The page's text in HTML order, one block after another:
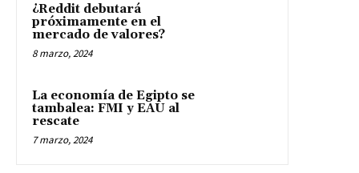
¿Reddit debutará
próximamente en el
mercado de valores?
8 marzo, 2024
La economía de Egipto se
tambalea: FMI y EAU al
rescate
7 marzo, 2024